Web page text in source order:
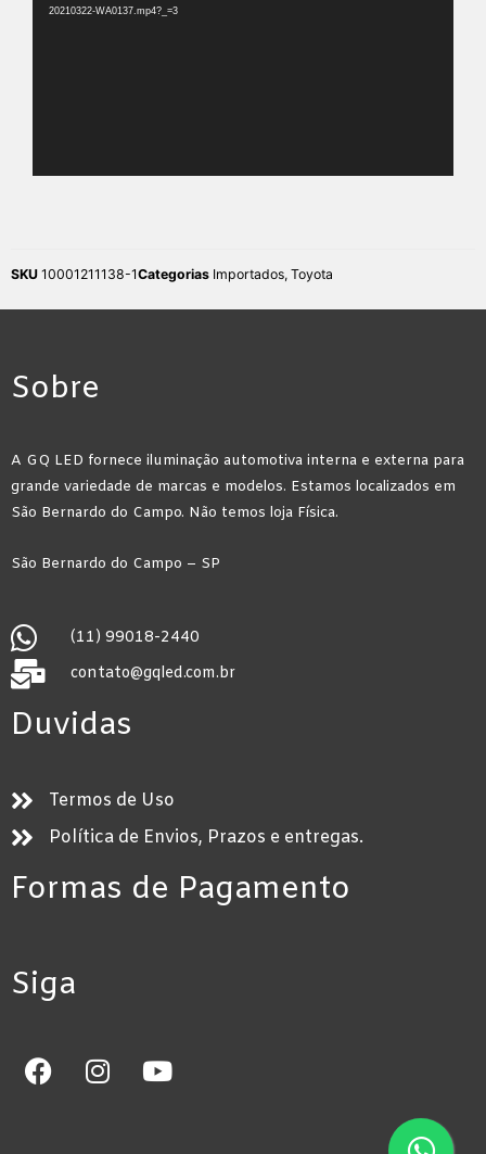
vídeo
20210322-WA0137.mp4?_=3
SKU 10001211138-1Categorias Importados, Toyota
Sobre
A GQ LED fornece iluminação automotiva interna e externa para
grande variedade de marcas e modelos. Estamos localizados em
São Bernardo do Campo. Não temos loja Física.
São Bernardo do Campo – SP
(11) 99018-2440
contato@gqled.com.br
Duvidas
Termos de Uso
Política de Envios, Prazos e entregas.
Formas de Pagamento
Siga